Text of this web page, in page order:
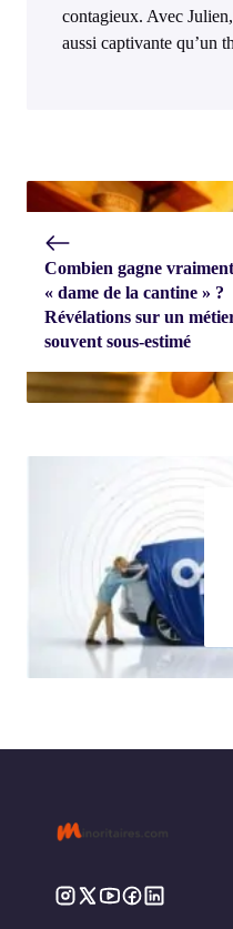
contagieux. Avec
aussi captivante qu’un
Combien gagne
« dame de la cantine » ?
Révélations sur un
souvent sous-estimé